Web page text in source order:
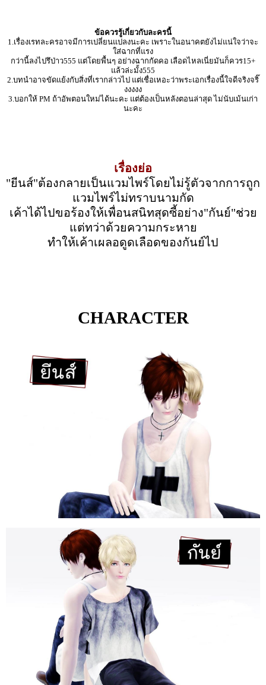
ข้อควรรู้เกี่ยวกับละครนี้
1.เรื่องเรทละครอาจมีการเปลี่ยนแปลงนะคะ เพราะในอนาคตยังไม่แน่ใจว่าจะ
ใส่ฉากที่แรง
กว่านี้ลงไปรึป่าว555 แต่โดยพื้นๆ อย่างฉากกัดคอ เลือดไหลเนี่ยมันก็ควร15+
แล้วล่ะมั้ง555
2.บทนำอาจขัดแย้งกับสิ่งที่เรากล่าวไป แต่เชื่อเหอะว่าพระเอกเรื่องนี้ใจดีจริงจริ๊
งงงงง
3.บอกให้ PM ถ้าอัพตอนใหม่ได้นะคะ แต่ต้องเป็นหลังตอนล่าสุด ไม่นับเม้นเก่า
นะคะ
เรื่องย่อ
"ยีนส์"ต้องกลายเป็นแวมไพร์โดยไม่รู้ตัวจากการถูก
แวมไพร์ไม่ทราบนามกัด
เค้าได้ไปขอร้องให้เพื่อนสนิทสุดซี้อย่าง"กันย์"ช่วย
แต่ทว่าด้วยความกระหาย
ทำให้เค้าเผลอดูดเลือดของกันย์ไป
CHARACTER